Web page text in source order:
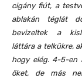
cigány fiút, a
ablakán téglát
bevizeltek a
láttára a telkükre,
hogy elég. 4-5-en
őket, de más